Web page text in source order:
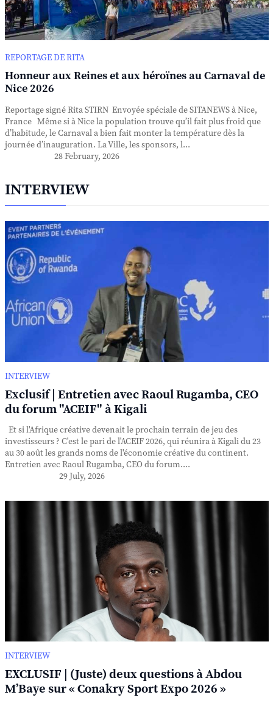
REPORTAGE DE RITA
Honneur aux Reines et aux héroïnes au Carnaval de
Nice 2026
Reportage signé Rita STIRN Envoyée spéciale de SITANEWS à Nice,
France Même si à Nice la population trouve qu’il fait plus froid que
d’habitude, le Carnaval a bien fait monter la température dès la
journée d’inauguration. La Ville, les sponsors, l...
28 February, 2026
INTERVIEW
INTERVIEW
Exclusif | Entretien avec Raoul Rugamba, CEO
du forum "ACEIF" à Kigali
Et si l'Afrique créative devenait le prochain terrain de jeu des
investisseurs ? C'est le pari de l'ACEIF 2026, qui réunira à Kigali du 23
au 30 août les grands noms de l'économie créative du continent.
Entretien avec Raoul Rugamba, CEO du forum....
29 July, 2026
INTERVIEW
EXCLUSIF | (Juste) deux questions à Abdou
M’Baye sur « Conakry Sport Expo 2026 »